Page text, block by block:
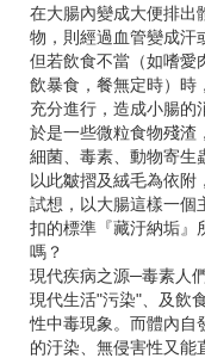
在大腸內變成大便排出
物，則經過血管變成汗
但若飲食不當（如嗜愛
飲暴食，餐無定時）時
充分進行，造成小腸的
於是一些微粒食物殘渣
細菌、毒素、動物寄生
以此皺摺及絨毛為依附
試想，以大腸這樣一個
扣的標準『藏汙納垢』
嗎？
現代疾病之源─毒素人
現代生活"污染"、及飲
性中毒現象。而體內自
的汙染、無侵害性又能